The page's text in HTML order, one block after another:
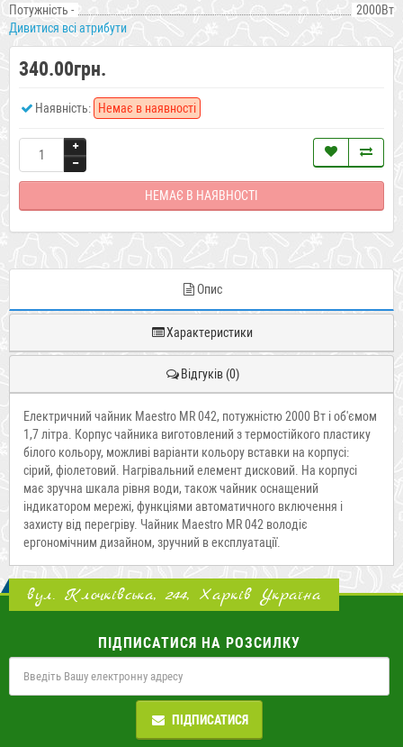
Потужність -
2000Вт
Дивитися всі атрибути
340.00грн.
Наявність: Немає в наявності
НЕМАЄ В НАЯВНОСТІ
Опис
Характеристики
Відгуків (0)
Електричний чайник Maestro MR 042, потужністю 2000 Вт і об'ємом
1,7 літра. Корпус чайника виготовлений з термостійкого пластику
білого кольору, можливі варіанти кольору вставки на корпусі:
сірий, фіолетовий. Нагрівальний елемент дисковий. На корпусі
має зручна шкала рівня води, також чайник оснащений
індикатором мережі, функціями автоматичного включення і
захисту від перегріву. Чайник Maestro MR 042 володіє
ергономічним дизайном, зручний в експлуатації.
вул. Клочківська, 244, Харків Україна
ПІДПИСАТИСЯ НА РОЗСИЛКУ
ПІДПИСАТИСЯ